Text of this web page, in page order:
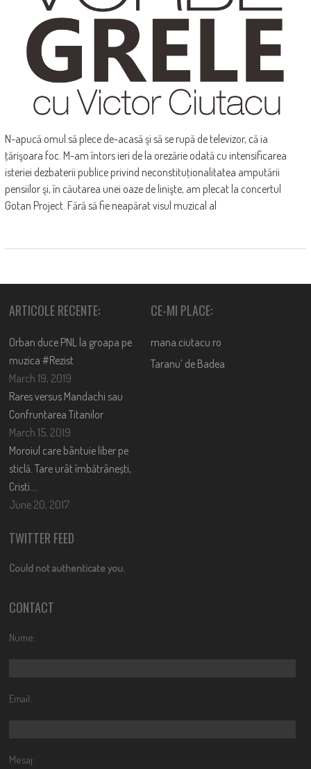
N-apucă omul să plece de-acasă şi să se rupă de televizor, că ia
ţărişoara foc. M-am întors ieri de la orezărie odată cu intensificarea
isteriei dezbaterii publice privind neconstituţionalitatea amputării
pensiilor şi, în căutarea unei oaze de linişte, am plecat la concertul
Gotan Project. Fără să fie neapărat visul muzical al
ARTICOLE RECENTE:
Orban duce PNL la groapa pe
muzica #Rezist
March 19, 2019
Rares versus Mandachi sau
Confruntarea Titanilor
March 15, 2019
Moroiul care bântuie liber pe
sticlă. Tare urât îmbătrânești,
Cristi….
June 20, 2017
CE-MI PLACE:
mana.ciutacu.ro
Taranu’ de Badea
TWITTER FEED
Could not authenticate you.
CONTACT
Nume:
Email:
Mesaj: